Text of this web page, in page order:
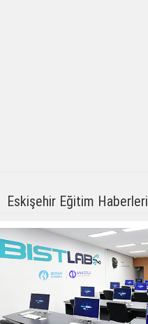
Eskişehir Eğitim Haberleri